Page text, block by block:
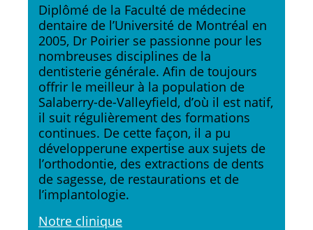
Diplômé de la Faculté de médecine
dentaire de l’Université de Montréal en
2005, Dr Poirier se passionne pour les
nombreuses disciplines de la
dentisterie générale. Afin de toujours
offrir le meilleur à la population de
Salaberry-de-Valleyfield, d’où il est natif,
il suit régulièrement des formations
continues. De cette façon, il a pu
développerune expertise aux sujets de
l’orthodontie, des extractions de dents
de sagesse, de restaurations et de
l’implantologie.
Notre clinique